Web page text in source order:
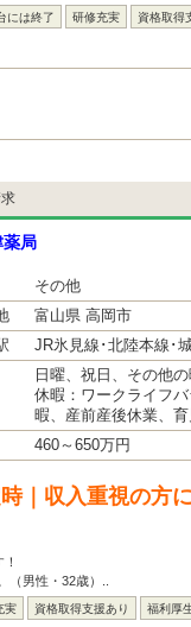
には終了 研修充実 資格取得
薬局
その他
富山県 高岡市
JR氷見線･北陸本線･
日曜、祝日、その他
休暇：ワークライフ
暇、産前産後休業、
460～650万円
｜収入重視の方
男性・32歳）..
実 資格取得支援あり 福利厚